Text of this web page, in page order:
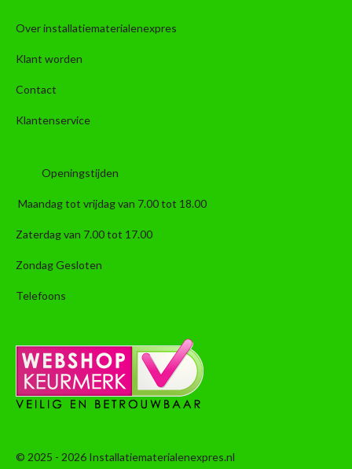
Over installatiematerialenexpres
Klant worden
Contact
Klantenservice
Openingstijden
Maandag tot vrijdag van 7.00 tot 18.00
Zaterdag van 7.00 tot 17.00
Zondag Gesloten
Telefoons
© 2025 - 2026 Installatiematerialenexpres.nl